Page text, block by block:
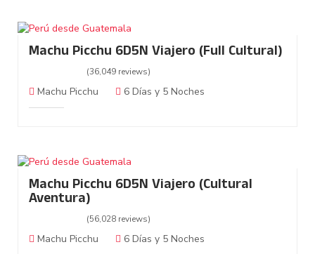
Machu Picchu 6D5N Viajero (Full Cultural)
(36,049 reviews)
Machu Picchu 6 Días y 5 Noches
Machu Picchu 6D5N Viajero (Cultural
Aventura)
(56,028 reviews)
Machu Picchu 6 Días y 5 Noches